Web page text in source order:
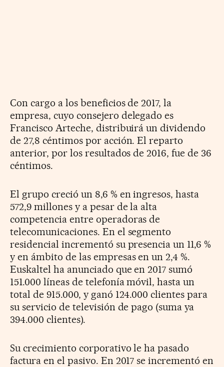
Con cargo a los beneficios de 2017, la
empresa, cuyo consejero delegado es
Francisco Arteche, distribuirá un dividendo
de 27,8 céntimos por acción. El reparto
anterior, por los resultados de 2016, fue de 36
céntimos.
El grupo creció un 8,6 % en ingresos, hasta
572,9 millones y a pesar de la alta
competencia entre operadoras de
telecomunicaciones. En el segmento
residencial incrementó su presencia un 11,6 %
y en ámbito de las empresas en un 2,4 %.
Euskaltel ha anunciado que en 2017 sumó
151.000 líneas de telefonía móvil, hasta un
total de 915.000, y ganó 124.000 clientes para
su servicio de televisión de pago (suma ya
394.000 clientes).
Su crecimiento corporativo le ha pasado
factura en el pasivo. En 2017 se incrementó en